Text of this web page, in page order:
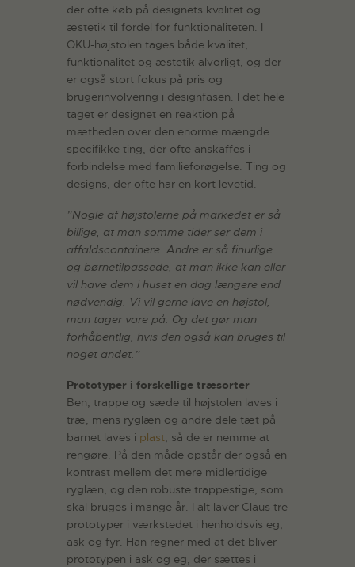
der ofte køb på designets kvalitet og
æstetik til fordel for funktionaliteten. I
OKU-højstolen tages både kvalitet,
funktionalitet og æstetik alvorligt, og der
er også stort fokus på pris og
brugerinvolvering i designfasen. I det hele
taget er designet en reaktion på
mætheden over den enorme mængde
specifikke ting, der ofte anskaffes i
forbindelse med familieforøgelse. Ting og
designs, der ofte har en kort levetid.
”Nogle af højstolerne på markedet er så
billige, at man somme tider ser dem i
affaldscontainere. Andre er så finurlige
og børnetilpassede, at man ikke kan eller
vil have dem i huset en dag længere end
nødvendig. Vi vil gerne lave en højstol,
man tager vare på. Og det gør man
forhåbentlig, hvis den også kan bruges til
noget andet.”
Prototyper i forskellige træsorter
Ben, trappe og sæde til højstolen laves i
træ, mens ryglæn og andre dele tæt på
barnet laves i plast , så de er nemme at
rengøre. På den måde opstår der også en
kontrast mellem det mere midlertidige
ryglæn, og den robuste trappestige, som
skal bruges i mange år. I alt laver Claus tre
prototyper i værkstedet i henholdsvis eg,
ask og fyr. Han regner med at det bliver
prototypen i ask og eg, der sættes i